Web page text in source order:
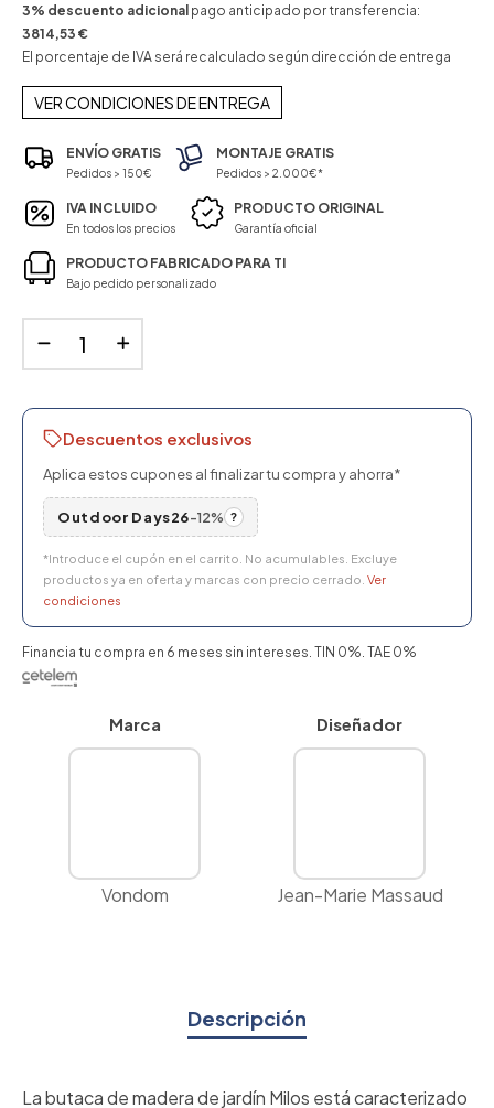
3% descuento adicional pago anticipado por transferencia:
3814,53 €
El porcentaje de IVA será recalculado según dirección de entrega
VER CONDICIONES DE ENTREGA
ENVÍO GRATIS
Pedidos > 150€
MONTAJE GRATIS
Pedidos > 2.000€*
IVA INCLUIDO
En todos los precios
PRODUCTO ORIGINAL
Garantía oficial
PRODUCTO FABRICADO PARA TI
Bajo pedido personalizado
Descuentos exclusivos
Aplica estos cupones al finalizar tu compra y ahorra*
Outdoor Days26-12% ?
*Introduce el cupón en el carrito. No acumulables. Excluye
productos ya en oferta y marcas con precio cerrado. Ver
condiciones
Financia tu compra en 6 meses sin intereses. TIN 0%. TAE 0%
Marca
Vondom
Diseñador
Jean-Marie Massaud
Descripción
La butaca de madera de jardín Milos está caracterizado